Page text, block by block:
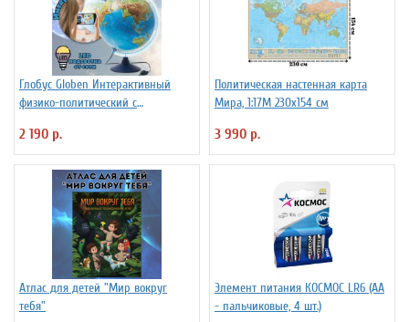
Глобус Globen Интерактивный
физико-политический с
2 190 р.
Политическая настенная карта
Мира, 1:17М 230х154 см
3 990 р.
Атлас для детей "Мир вокруг
тебя"
Элемент питания КОСМОС LR6 (АА
- пальчиковые, 4 шт.)